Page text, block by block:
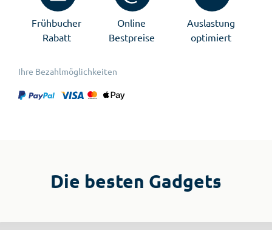
Frühbucher
Rabatt
Online
Bestpreise
Auslastung
optimiert
Ihre Bezahlmöglichkeiten
Die besten Gadgets